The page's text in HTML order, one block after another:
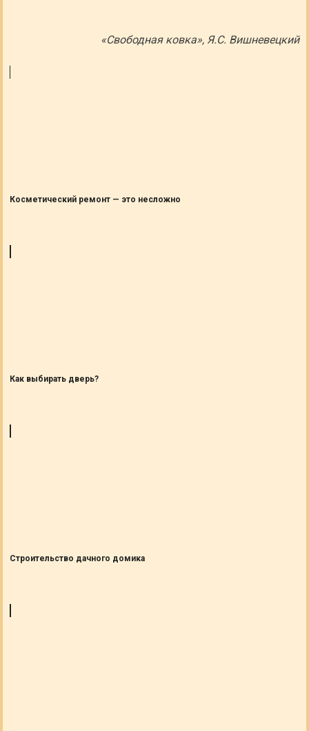
«Свободная ковка», Я.С. Вишневецкий
Косметический ремонт — это несложно
Как выбирать дверь?
Строительство дачного домика